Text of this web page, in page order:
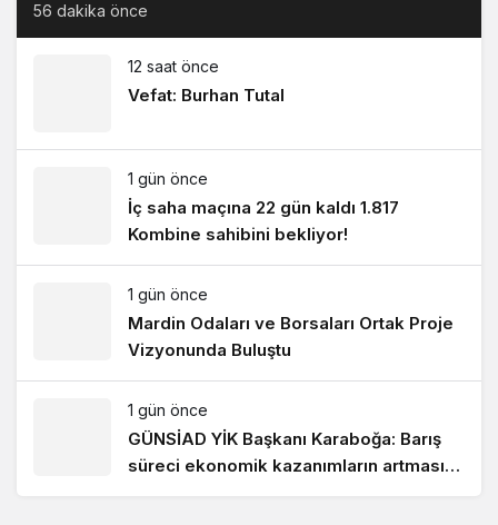
56 dakika önce
12 saat önce
Vefat: Burhan Tutal
1 gün önce
İç saha maçına 22 gün kaldı 1.817
Kombine sahibini bekliyor!
1 gün önce
Mardin Odaları ve Borsaları Ortak Proje
Vizyonunda Buluştu
1 gün önce
GÜNSİAD YİK Başkanı Karaboğa: Barış
süreci ekonomik kazanımların artmasını